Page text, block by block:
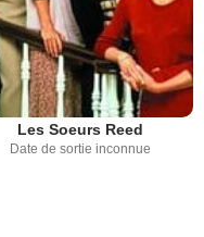
Les Soeurs Reed
Date de sortie inconnue